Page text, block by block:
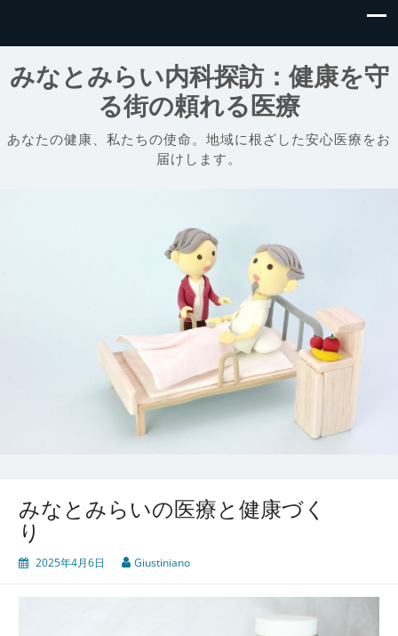
みなとみらい内科探訪：健康を守
る街の頼れる医療
あなたの健康、私たちの使命。地域に根ざした安心医療をお
届けします。
みなとみらいの医療と健康づく
り
2025年4月6日 Giustiniano